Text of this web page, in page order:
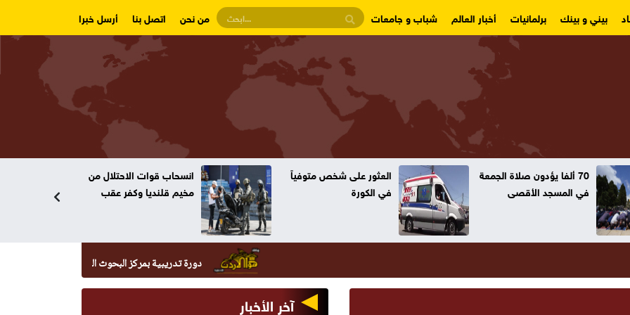
بيني و بينك برلمانيات أخبار العالم شباب و جامعات من نحن اتصل بنا أرسل خبرا
70 ألفا يؤدون صلاة الجمعة
في المسجد الأقصى
العثور على شخص متوفياً
في الكورة
انسحاب قوات الاحتلال من
مخيم قلنديا وكفر عقب
دورة تدريبية بمركز البحوث الدوائية والتشخيصية في عمان
آخر الأخبار